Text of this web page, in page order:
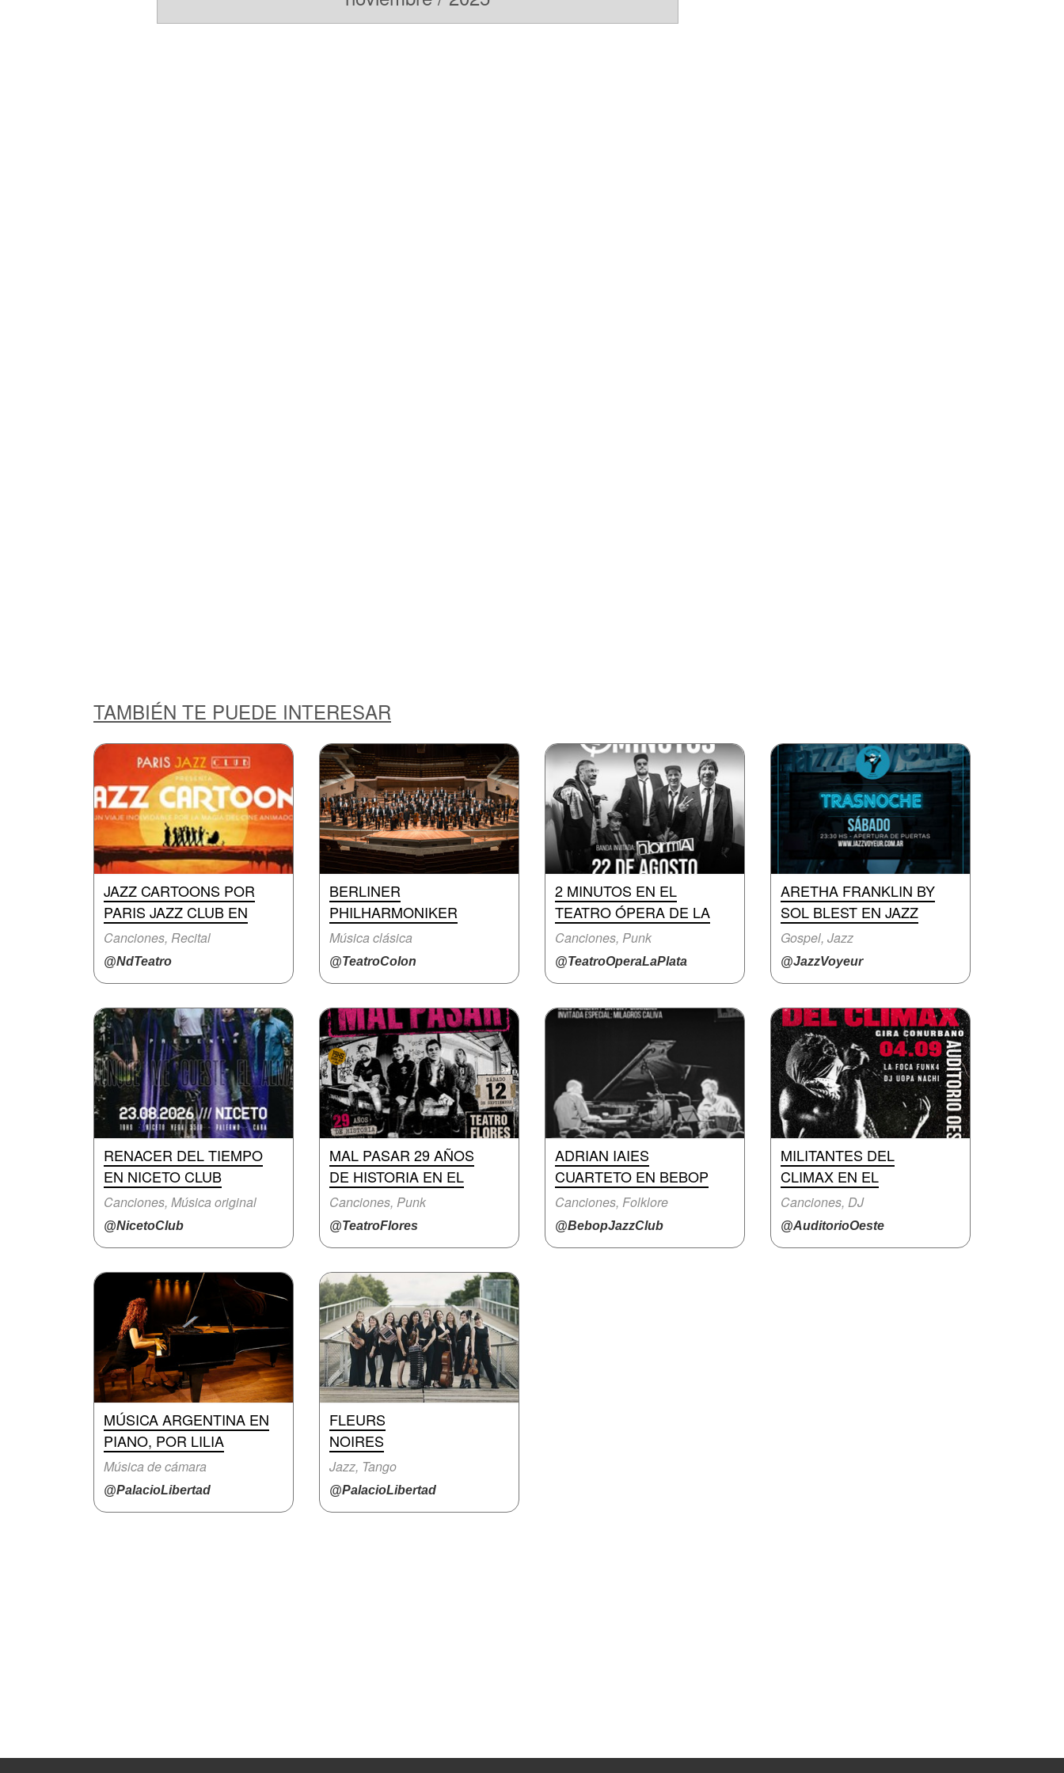
TAMBIÉN TE PUEDE INTERESAR
JAZZ CARTOONS POR
PARIS JAZZ CLUB EN
Canciones, Recital
@NdTeatro
BERLINER
PHILHARMONIKER
Música clásica
@TeatroColon
2 MINUTOS EN EL
TEATRO ÓPERA DE LA
Canciones, Punk
@TeatroOperaLaPlata
ARETHA FRANKLIN BY
SOL BLEST EN JAZZ
Gospel, Jazz
@JazzVoyeur
RENACER DEL TIEMPO
EN NICETO CLUB
Canciones, Música original
@NicetoClub
MAL PASAR 29 AÑOS
DE HISTORIA EN EL
Canciones, Punk
@TeatroFlores
ADRIAN IAIES
CUARTETO EN BEBOP
Canciones, Folklore
@BebopJazzClub
MILITANTES DEL
CLIMAX EN EL
Canciones, DJ
@AuditorioOeste
MÚSICA ARGENTINA EN
PIANO, POR LILIA
Música de cámara
@PalacioLibertad
FLEURS
NOIRES
Jazz, Tango
@PalacioLibertad